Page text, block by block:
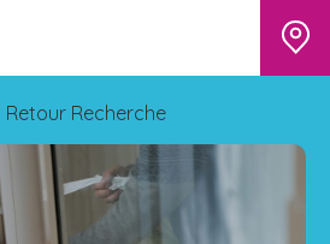
Retour Recherche